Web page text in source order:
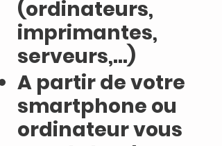
(ordinateurs,
imprimantes,
serveurs,...)
A partir de votre
smartphone ou
ordinateur vous